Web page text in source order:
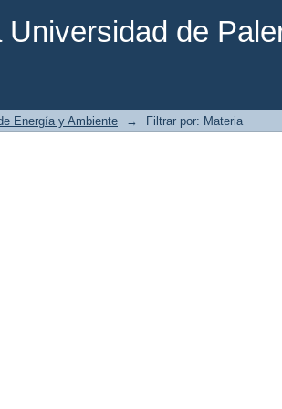
de
Energía y Ambiente → Filtrar por: Materia